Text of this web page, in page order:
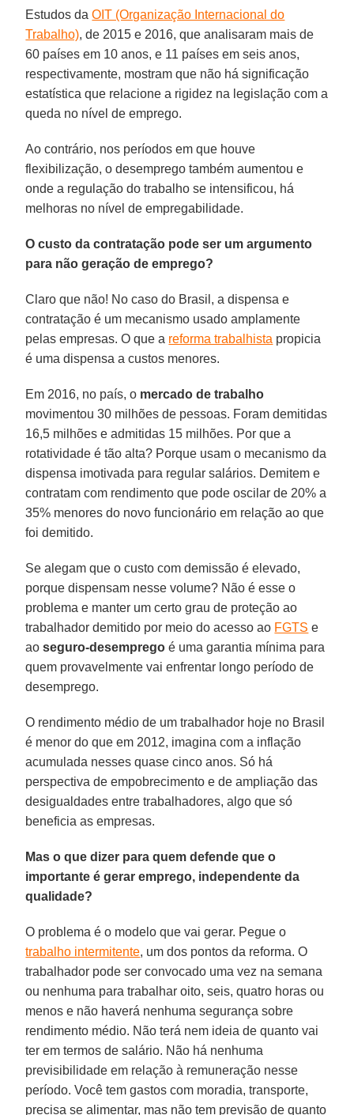
Estudos daOIT (Organização Internacional do
Trabalho), de 2015 e 2016, que analisaram mais de
60 países em 10 anos, e 11 países em seis anos,
respectivamente, mostram que não há significação
estatística que relacione a rigidez na legislação com a
queda no nível de emprego.
Ao contrário, nos períodos em que houve
flexibilização, o desemprego também aumentou e
onde a regulação do trabalho se intensificou, há
melhoras no nível de empregabilidade.
O custo da contratação pode ser um argumento
para não geração de emprego?
Claro que não! No caso do Brasil, a dispensa e
contratação é um mecanismo usado amplamente
pelas empresas. O que a reforma trabalhista propicia
é uma dispensa a custos menores.
Em 2016, no país, o mercado de trabalho
movimentou 30 milhões de pessoas. Foram demitidas
16,5 milhões e admitidas 15 milhões. Por que a
rotatividade é tão alta? Porque usam o mecanismo da
dispensa imotivada para regular salários. Demitem e
contratam com rendimento que pode oscilar de 20% a
35% menores do novo funcionário em relação ao que
foi demitido.
Se alegam que o custo com demissão é elevado,
porque dispensam nesse volume? Não é esse o
problema e manter um certo grau de proteção ao
trabalhador demitido por meio do acesso ao FGTS e
aoseguro-desemprego é uma garantia mínima para
quem provavelmente vai enfrentar longo período de
desemprego.
O rendimento médio de um trabalhador hoje no Brasil
é menor do que em 2012, imagina com a inflação
acumulada nesses quase cinco anos. Só há
perspectiva de empobrecimento e de ampliação das
desigualdades entre trabalhadores, algo que só
beneficia as empresas.
Mas o que dizer para quem defende que o
importante é gerar emprego, independente da
qualidade?
O problema é o modelo que vai gerar. Pegue o
trabalho intermitente, um dos pontos da reforma. O
trabalhador pode ser convocado uma vez na semana
ou nenhuma para trabalhar oito, seis, quatro horas ou
menos e não haverá nenhuma segurança sobre
rendimento médio. Não terá nem ideia de quanto vai
ter em termos de salário. Não há nenhuma
previsibilidade em relação à remuneração nesse
período. Você tem gastos com moradia, transporte,
precisa se alimentar, mas não tem previsão de quanto